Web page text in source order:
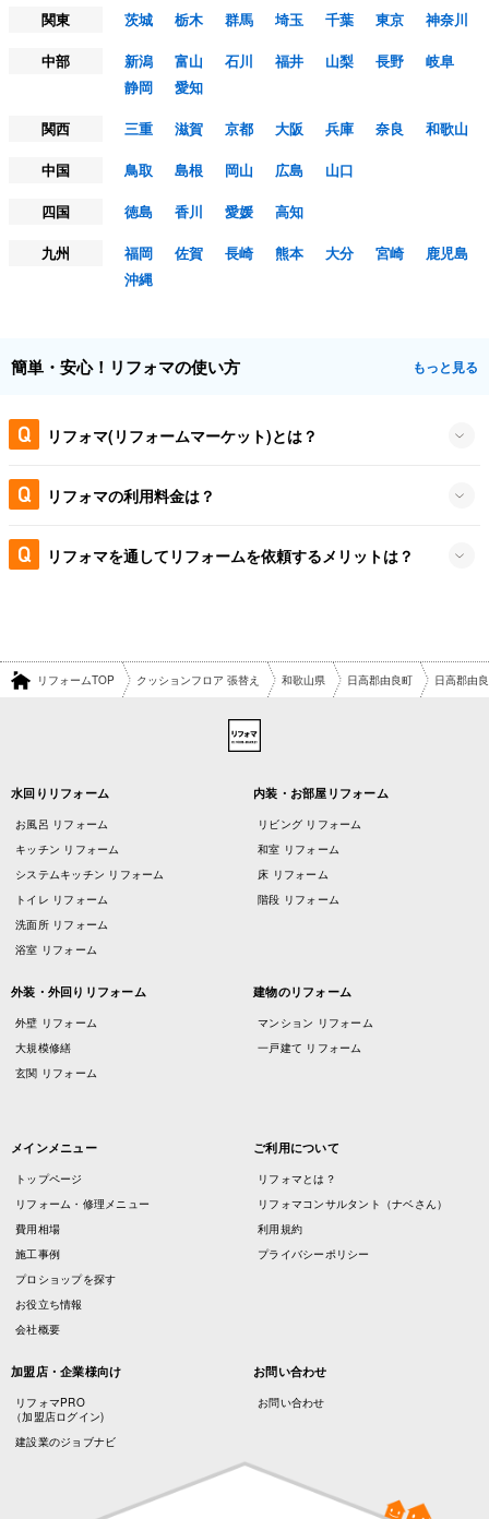
関東
茨城 栃木 群馬 埼玉 千葉 東京
神奈川
中部
新潟 富山 石川 福井 山梨 長野
岐阜
静岡
愛知
関西
三重 滋賀 京都 大阪 兵庫 奈良
和歌山
中国
鳥取 島根 岡山 広島
山口
四国
徳島 香川 愛媛
高知
九州
福岡 佐賀 長崎 熊本 大分 宮崎
鹿児島
沖縄
簡単・安心！リフォマの使い方 もっと見る
リフォマ(リフォームマーケット)とは？
リフォマの利用料金は？
リフォマを通してリフォームを依頼するメリットは？
リフォームTOP クッションフロア 張替え 和歌山県 日高郡由良町 日高郡由
水回りリフォーム
お風呂 リフォーム
キッチン リフォーム
システムキッチン リフォーム
トイレ リフォーム
洗面所 リフォーム
浴室 リフォーム
内装・お部屋リフォーム
リビング リフォーム
和室 リフォーム
床 リフォーム
階段 リフォーム
外装・外回りリフォーム
外壁 リフォーム
大規模修繕
玄関 リフォーム
建物のリフォーム
マンション リフォーム
一戸建て リフォーム
メインメニュー
トップページ
リフォーム・修理メニュー
費用相場
施工事例
プロショップを探す
お役立ち情報
会社概要
ご利用について
リフォマとは？
リフォマコンサルタント（ナベさん）
利用規約
プライバシーポリシー
加盟店・企業様向け
リフォマPRO
（加盟店ログイン)
建設業のジョブナビ
お問い合わせ
お問い合わせ